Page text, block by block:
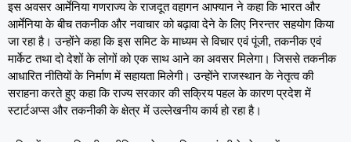
इस अवसर आर्मेनिया गणराज्य के राजदूत वहागन आफ्यान ने कहा कि भारत और
आर्मेनिया के बीच तकनीक और नवाचार को बढ़ावा देने के लिए निरन्तर सहयोग किया
जा रहा है। उन्होंने कहा कि इस समिट के माध्यम से विचार एवं पूंजी, तकनीक एवं
मार्केट तथा दो देशों के लोगों को एक साथ आने का अवसर मिलेगा। जिससे तकनीक
आधारित नीतियों के निर्माण में सहायता मिलेगी। उन्होंने राजस्थान के नेतृत्व की
सराहना करते हुए कहा कि राज्य सरकार की सक्रिय पहल के कारण प्रदेश में
स्टार्टअप्स और तकनीकी के क्षेत्र में उल्लेखनीय कार्य हो रहा है।